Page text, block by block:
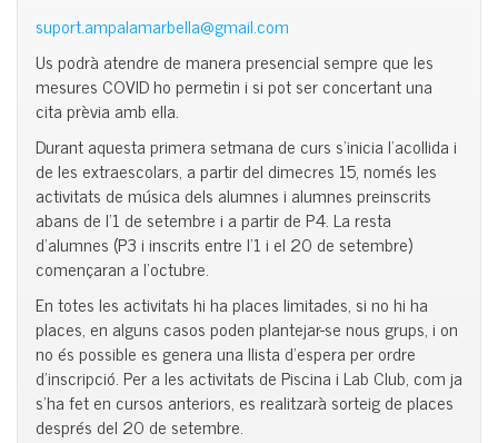
suport.ampalamarbella@gmail.com
Us podrà atendre de manera presencial sempre que les
mesures COVID ho permetin i si pot ser concertant una
cita prèvia amb ella.
Durant aquesta primera setmana de curs s’inicia l’acollida i
de les extraescolars, a partir del dimecres 15, només les
activitats de música dels alumnes i alumnes preinscrits
abans de l’1 de setembre i a partir de P4. La resta
d’alumnes (P3 i inscrits entre l’1 i el 20 de setembre)
començaran a l’octubre.
En totes les activitats hi ha places limitades, si no hi ha
places, en alguns casos poden plantejar-se nous grups, i on
no és possible es genera una llista d’espera per ordre
d’inscripció. Per a les activitats de Piscina i Lab Club, com ja
s’ha fet en cursos anteriors, es realitzarà sorteig de places
després del 20 de setembre.